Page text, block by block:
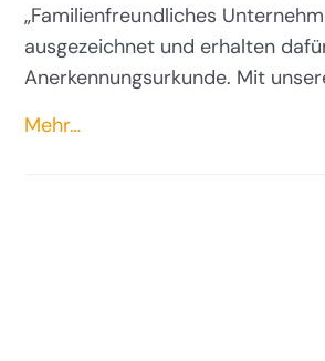
„Familienfreundliches
ausgezeichnet und erhalten
Anerkennungsurkunde. Mit
Mehr…